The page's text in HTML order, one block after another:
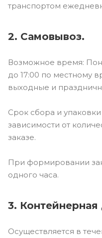
транспортом
2. Самовывоз.
Возможное время:
до 17:00 по местному
выходные и
Срок сбора и упаковки
зависимости от
заказе.
При формировании
одного часа.
3. Контейнерная
Осуществляется в